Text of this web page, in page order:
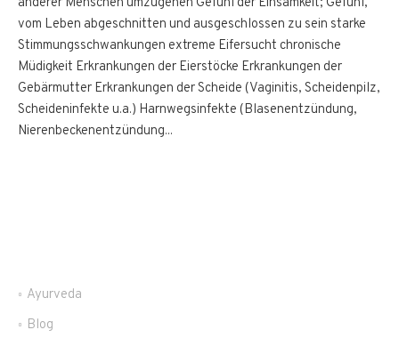
vom Leben abgeschnitten und ausgeschlossen zu sein starke
Stimmungsschwankungen extreme Eifersucht chronische
Müdigkeit Erkrankungen der Eierstöcke Erkrankungen der
Gebärmutter Erkrankungen der Scheide (Vaginitis, Scheidenpilz,
Scheideninfekte u.a.) Harnwegsinfekte (Blasenentzündung,
Nierenbeckenentzündung...
Ayurveda
Blog